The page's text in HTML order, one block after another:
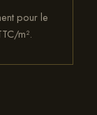
pour le
m².